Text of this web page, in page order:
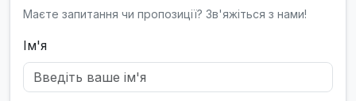
Маєте запитання чи пропозиції? Зв'яжіться з нами!
Ім'я